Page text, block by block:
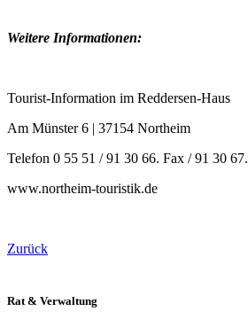
Weitere Informationen:
Tourist-Information im Reddersen-Haus
Am Münster 6 | 37154 Northeim
Telefon 0 55 51 / 91 30 66. Fax / 91 30 67.
www.northeim-touristik.de
Zurück
Rat & Verwaltung